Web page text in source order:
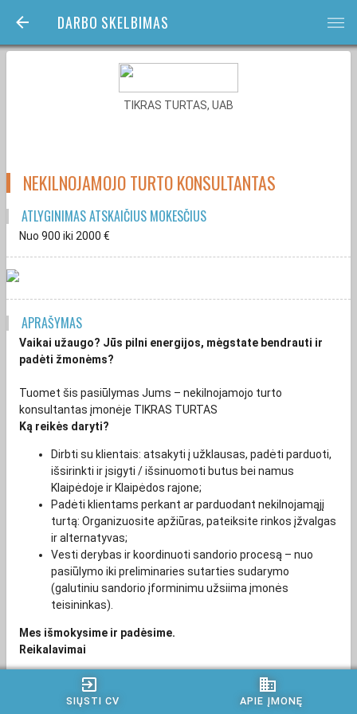
DARBO SKELBIMAS bars
exit_to_app
SIŲSTI CV
business
APIE ĮMONĘ
TIKRAS TURTAS, UAB
NEKILNOJAMOJO TURTO KONSULTANTAS
ATLYGINIMAS ATSKAIČIUS MOKESČIUS
Nuo 900 iki 2000 €
APRAŠYMAS
Vaikai užaugo? Jūs pilni energijos, mėgstate bendrauti ir
padėti žmonėms?
Tuomet šis pasiūlymas Jums – nekilnojamojo turto
konsultantas įmonėje TIKRAS TURTAS
Ką reikės daryti?
Dirbti su klientais: atsakyti į užklausas, padėti parduoti,
išsirinkti ir įsigyti / išsinuomoti butus bei namus
Klaipėdoje ir Klaipėdos rajone;
Padėti klientams perkant ar parduodant nekilnojamąjį
turtą: Organizuosite apžiūras, pateiksite rinkos įžvalgas
ir alternatyvas;
Vesti derybas ir koordinuoti sandorio procesą – nuo
pasiūlymo iki preliminaries sutarties sudarymo
(galutiniu sandorio įforminimu užsiima įmonės
teisininkas).
Mes išmokysime ir padėsime.
Reikalavimai
Aukštasis arba aukštesnysis išsilavinimas;
Komunikabilumas, atsakingumas, pozityvumas;